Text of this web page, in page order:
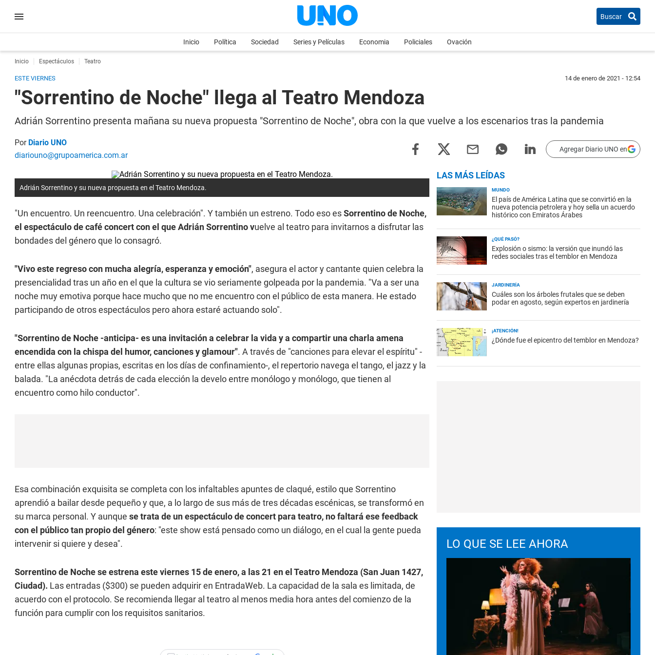
Buscar
Inicio Política Sociedad Series y Películas Economia Policiales Ovación
Inicio Espectáculos Teatro
ESTE VIERNES 14 de enero de 2021 - 12:54
"Sorrentino de Noche" llega al Teatro Mendoza
Adrián Sorrentino presenta mañana su nueva propuesta "Sorrentino de Noche", obra con la que vuelve a los escenarios tras la pandemia
Por Diario UNO
diariouno@grupoamerica.com.ar
Agregar Diario UNO en
Adrián Sorrentino y su nueva propuesta en el Teatro Mendoza.
"Un encuentro. Un reencuentro. Una celebración". Y también un estreno. Todo eso esSorrentino de Noche,
el espectáculo de café concert con el que Adrián Sorrentino vuelve al teatro para invitarnos a disfrutar las
bondades del género que lo consagró.
"Vivo este regreso con mucha alegría, esperanza y emoción", asegura el actor y cantante quien celebra la
presencialidad tras un año en el que la cultura se vio seriamente golpeada por la pandemia. "Va a ser una
noche muy emotiva porque hace mucho que no me encuentro con el público de esta manera. He estado
participando de otros espectáculos pero ahora estaré actuando solo".
"Sorrentino de Noche -anticipa- es una invitación a celebrar la vida y a compartir una charla amena
encendida con la chispa del humor, canciones y glamour". A través de "canciones para elevar el espíritu" -
entre ellas algunas propias, escritas en los días de confinamiento-, el repertorio navega el tango, el jazz y la
balada. "La anécdota detrás de cada elección la develo entre monólogo y monólogo, que tienen al
encuentro como hilo conductor".
Esa combinación exquisita se completa con los infaltables apuntes de claqué, estilo que Sorrentino
aprendió a bailar desde pequeño y que, a lo largo de sus más de tres décadas escénicas, se transformó en
su marca personal. Y aunque se trata de un espectáculo de concert para teatro, no faltará ese feedback
con el público tan propio del género: "este show está pensado como un diálogo, en el cual la gente pueda
intervenir si quiere y desea".
Sorrentino de Noche se estrena este viernes 15 de enero, a las 21 en el Teatro Mendoza (San Juan 1427,
Ciudad). Las entradas ($300) se pueden adquirir en EntradaWeb. La capacidad de la sala es limitada, de
acuerdo con el protocolo. Se recomienda llegar al teatro al menos media hora antes del comienzo de la
función para cumplir con los requisitos sanitarios.
LAS MÁS LEÍDAS
MUNDO
El país de América Latina que se convirtió en la
nueva potencia petrolera y hoy sella un acuerdo
histórico con Emiratos Árabes
¿QUÉ PASÓ?
Explosión o sismo: la versión que inundó las
redes sociales tras el temblor en Mendoza
JARDINERÍA
Cuáles son los árboles frutales que se deben
podar en agosto, según expertos en jardinería
¡ATENCIÓN!
¿Dónde fue el epicentro del temblor en Mendoza?
LO QUE SE LEE AHORA